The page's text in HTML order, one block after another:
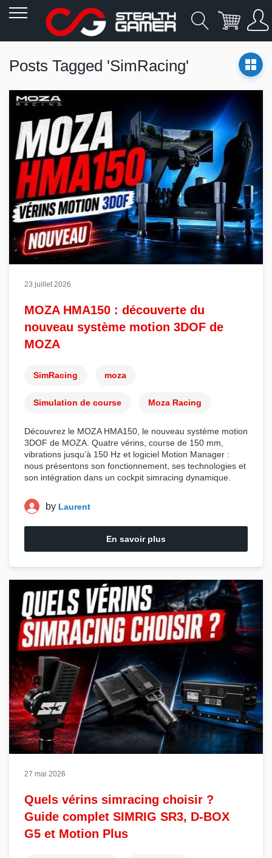
contenu
Posts Tagged 'SimRacing'
23 juillet 2026
MOZA HMA150 : découverte du
nouveau système motion 3DOF de
MOZA
SimRacing moza
Simulation de course Moza Racing
Découvrez le MOZA HMA150 , le nouveau système motion
3DOF de MOZA . Quatre vérins, course de 150 mm,
vibrations jusqu’à 150 Hz et logiciel Motion Manager :
nous présentons son fonctionnement, ses technologies et
son intégration dans un cockpit simracing dynamique.
by Laurent
En savoir plus
27 mai 2026
Quels vérins simracing choisir ?
Guide complet SIMRIG SR3, D-BOX
G5 et Motion Plus